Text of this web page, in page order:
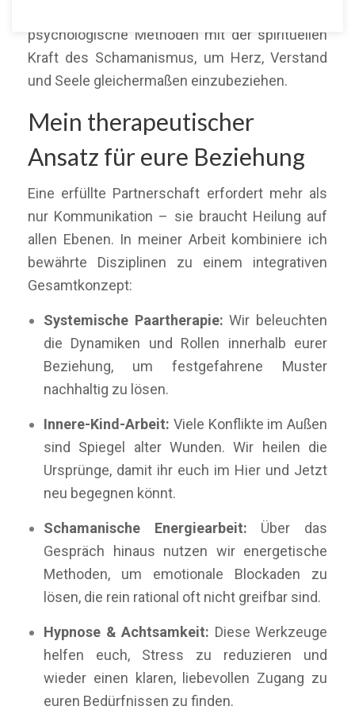
psychologische Methoden mit der spirituellen
Kraft des Schamanismus, um Herz, Verstand
und Seele gleichermaßen einzubeziehen.
Mein therapeutischer
Ansatz für eure Beziehung
Eine erfüllte Partnerschaft erfordert mehr als
nur Kommunikation – sie braucht Heilung auf
allen Ebenen. In meiner Arbeit kombiniere ich
bewährte Disziplinen zu einem integrativen
Gesamtkonzept:
Systemische Paartherapie: Wir beleuchten
die Dynamiken und Rollen innerhalb eurer
Beziehung, um festgefahrene Muster
nachhaltig zu lösen.
Innere-Kind-Arbeit: Viele Konflikte im Außen
sind Spiegel alter Wunden. Wir heilen die
Ursprünge, damit ihr euch im Hier und Jetzt
neu begegnen könnt.
Schamanische Energiearbeit: Über das
Gespräch hinaus nutzen wir energetische
Methoden, um emotionale Blockaden zu
lösen, die rein rational oft nicht greifbar sind.
Hypnose & Achtsamkeit: Diese Werkzeuge
helfen euch, Stress zu reduzieren und
wieder einen klaren, liebevollen Zugang zu
euren Bedürfnissen zu finden.